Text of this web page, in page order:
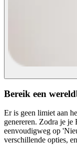
Bereik een
Er is geen limiet aan
genereren. Zodra je
eenvoudigweg op
verschillende opties,